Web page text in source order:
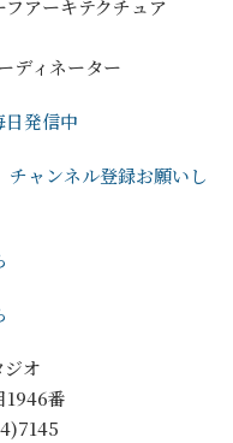
フアーキテクチュア
ディネーター
発信中
ャンネル登録お願いし
オ
1946番